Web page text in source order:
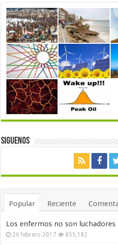
Siguenos
Popular Reciente
Los enfermos no son luchadores
26 febrero 2017 855,182